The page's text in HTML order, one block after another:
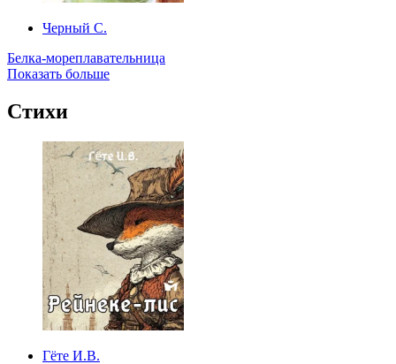
Черный С.
Белка-мореплавательница
Показать больше
Стихи
Гёте И.В.